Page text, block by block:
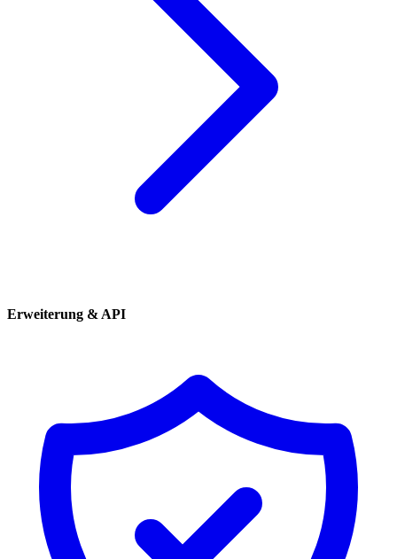
Erweiterung & API